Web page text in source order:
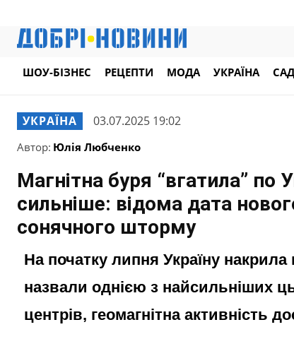
ШОУ-БІЗНЕС РЕЦЕПТИ МОДА УКРАЇНА
УКРАЇНА 03.07.2025 19:02
Автор: Юлія Любченко
Магнітна буря “вгатила” по
сильніше: відома дата
сонячного шторму
На початку липня Україну
назвали однією з найсильніших
центрів, геомагнітна активність